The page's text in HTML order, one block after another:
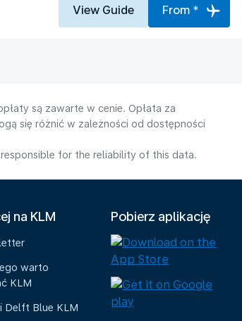
View Guide From *
są zawarte w cenie. Opłata za
się różnić w zależności od dostępności
for the reliability of this data.
na KLM
warto
KLM
Delft Blue KLM
Pobierz aplikację